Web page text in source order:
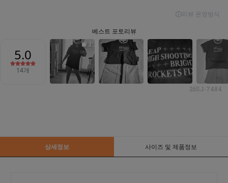
26SJ-7484
상세정보 사이즈 및 제품정보